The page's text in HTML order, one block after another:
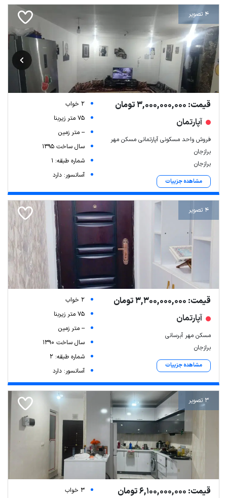
4 تصویر
قیمت: 3,000,000,000 تومان
آپارتمان
فروش واحد مسکونی آپارتمانی مسکن مهر
برازجان
برازجان
مشاهده جزییات
2 خواب
75 متر زیربنا
-- متر زمین
سال ساخت 1395
شماره طبقه: 1
آسانسور: دارد
4 تصویر
قیمت: 3,300,000,000 تومان
آپارتمان
مسکن مهر آبرسانی
برازجان
مشاهده جزییات
2 خواب
75 متر زیربنا
-- متر زمین
سال ساخت 1390
شماره طبقه: 2
آسانسور: دارد
3 تصویر
قیمت: 6,100,000,000 تومان
3 خواب